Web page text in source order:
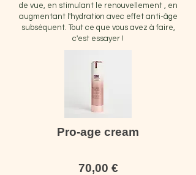
de vue, en stimulant le renouvellement , en
augmentant l'hydration avec effet anti-âge
subséquent. Tout ce que vous avez à faire,
c'est essayer !
Pro-age cream
70,00 €